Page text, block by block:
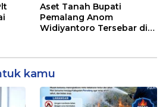
Aset Tanah Bupati
Pemalang Anom
Widiyantoro Tersebar di
kamu